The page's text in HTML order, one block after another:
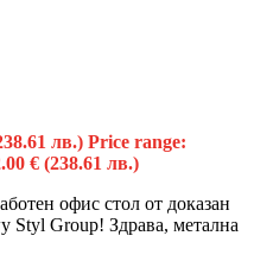
лв.) Price range:
€ (238.61 лв.)
офис стол от доказан
Styl Group! Здрава, метална